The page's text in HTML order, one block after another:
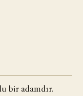
bir adamdır.